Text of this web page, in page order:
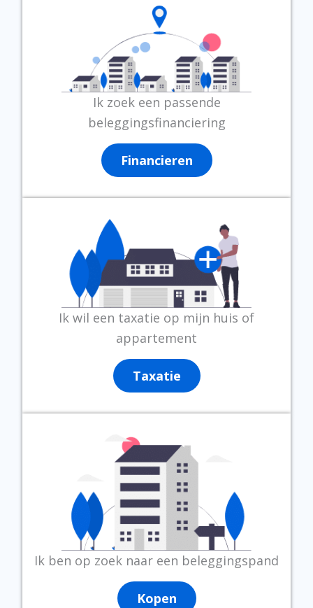
Ik zoek een passende
beleggingsfinanciering
Financieren
Ik wil een taxatie op mijn huis of
appartement
Taxatie
Ik ben op zoek naar een beleggingspand
Kopen